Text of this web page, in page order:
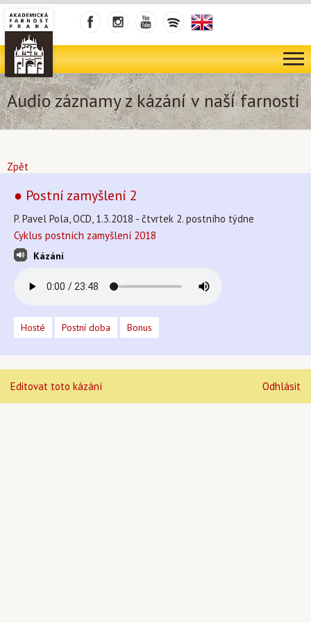
Audio záznamy z kázání v naší farnosti
Zpět
● Postní zamyšlení 2
P. Pavel Pola, OCD, 1.3.2018 - čtvrtek 2. postního týdne
Cyklus postních zamyšlení 2018
Kázání
Hosté Postní doba Bonus
Editovat toto kázání Odhlásit